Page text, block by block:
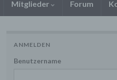
Mitglieder Forum
ANMELDEN
Benutzername